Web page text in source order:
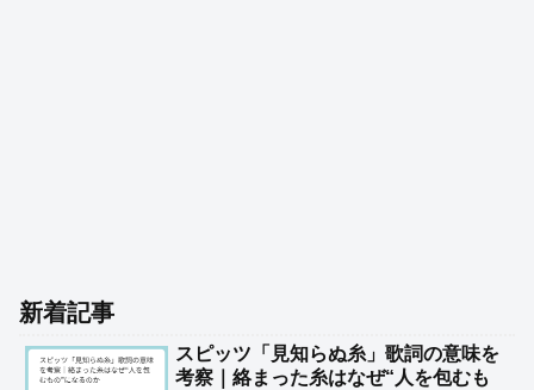
新着記事
スピッツ「見知らぬ糸」歌詞の意味を
考察｜絡まった糸はなぜ“人を包むも